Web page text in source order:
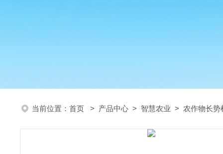
当前位置： 首页 > 产品中心 > 智慧农业 > 农作物长势